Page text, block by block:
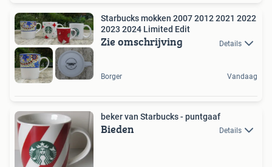
Starbucks mokken 2007 2012 2021 2022
2023 2024 Limited Edit
Zie omschrijving Details
Borger Vandaag
beker van Starbucks - puntgaaf
Bieden Details